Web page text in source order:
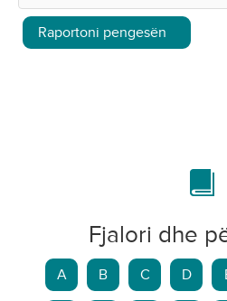
Raportoni pengesën
Fjalori dhe
A B C D